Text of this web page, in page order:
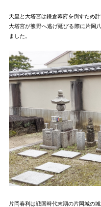
天皇と大塔宮は鎌倉幕府を倒すため
大塔宮が熊野へ逃げ延びる際に片岡
ました。
片岡春利は戦国時代末期の片岡城の